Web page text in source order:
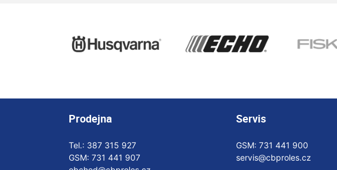
Prodejna
Tel.: 387 315 927
GSM: 731 441 907
Servis
GSM: 731 441 900
servis@cbproles.cz